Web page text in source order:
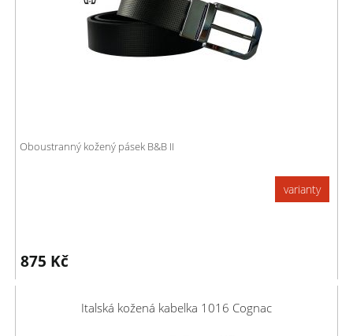
Oboustranný kožený pásek B&B II
varianty
875 Kč
Italská kožená kabelka 1016 Cognac